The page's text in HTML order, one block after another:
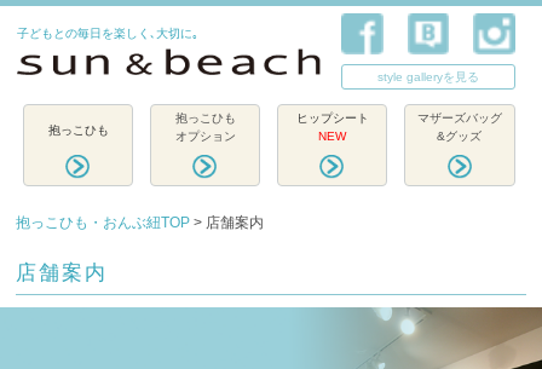
子どもとの毎日を楽しく､大切に｡
style galleryを見る
抱っこひも
抱っこひも
オプション
ヒップシート
NEW
マザーズバッグ
&グッズ
抱っこひも・おんぶ紐TOP > 店舗案内
店舗案内